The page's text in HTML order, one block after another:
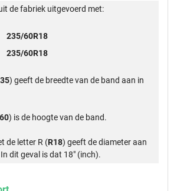
de fabriek uitgevoerd met:
235/60R18
235/60R18
) geeft de breedte van de band aan in
60) is de hoogte van de band.
de letter R (R18) geeft de diameter aan
dit geval is dat 18" (inch).